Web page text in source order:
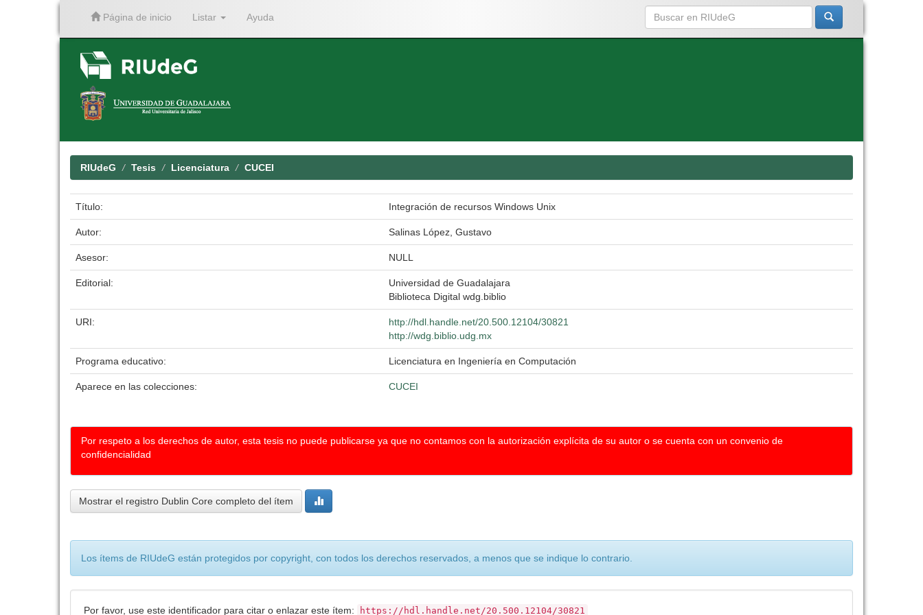
Página de inicio Listar Ayuda
RIUdeG Tesis Licenciatura CUCEI
Título: Integración de recursos Windows Unix
Autor: Salinas López, Gustavo
Asesor: NULL
Editorial:
Universidad de Guadalajara
Biblioteca Digital wdg.biblio
URI:
http://hdl.handle.net/20.500.12104/30821
http://wdg.biblio.udg.mx
Programa educativo: Licenciatura en Ingeniería en Computación
Aparece en las colecciones: CUCEI
Por respeto a los derechos de autor, esta tesis no puede publicarse ya que no contamos con la autorización explícita de su autor o se cuenta con un convenio de
confidencialidad
Mostrar el registro Dublin Core completo del ítem
Los ítems de RIUdeG están protegidos por copyright, con todos los derechos reservados, a menos que se indique lo contrario.
Por favor, use este identificador para citar o enlazar este ítem: https://hdl.handle.net/20.500.12104/30821